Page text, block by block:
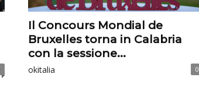
Il Concours Mondial de
Bruxelles torna in Calabria
con la sessione...
okitalia 0